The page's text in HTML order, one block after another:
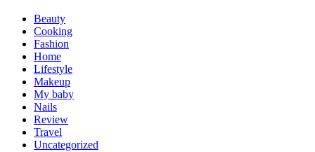
Beauty
Cooking
Fashion
Home
Lifestyle
Makeup
My baby
Nails
Review
Travel
Uncategorized